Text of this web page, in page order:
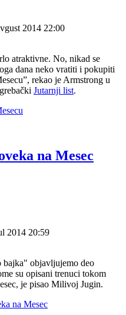
2014 22:00
atraktivne. No, nikad se
dana neko vratiti i pokupiti
rekao je Armstrong u
Jutarnji list.
na Mesec
2014 20:59
objavljujemo deo
su opisani trenuci tokom
je pisao Milivoj Jugin.
na Mesec